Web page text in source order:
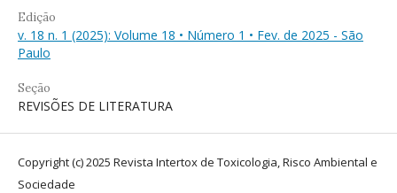
Edição
v. 18 n. 1 (2025): Volume 18 • Número 1 • Fev. de 2025 - São
Paulo
Seção
REVISÕES DE LITERATURA
Copyright (c) 2025 Revista Intertox de Toxicologia, Risco Ambiental e
Sociedade